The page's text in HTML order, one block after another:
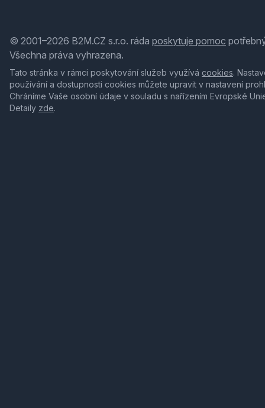
© 2001–2026 B2M.CZ s.r.o. ráda poskytuje pomoc
Všechna práva vyhrazena.
Tato stránka v rámci poskytování služeb využívá cookies.
používání a dostupnosti cookies můžete upravit v nastavení
Chráníme Vaše osobní údaje v souladu s nařízením Evropské
Detaily zde.